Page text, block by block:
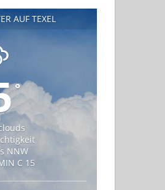
AUF TEXEL
°
NNW
C 15